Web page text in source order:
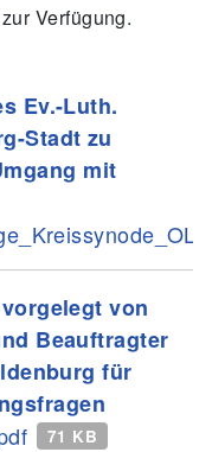
Verfügung.
Ev.-Luth.
Stadt zu
mit
von
Beauftragter
für
71 KB